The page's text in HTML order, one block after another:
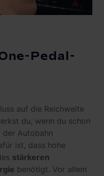
Pedal-
auf die Reichweite
du, wenn du schon
der Autobahn
ist, dass hohe
stärkeren
benötigt. Vor allem